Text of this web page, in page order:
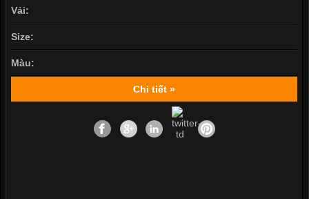
Vải:
Size:
Màu:
Chi tiết »